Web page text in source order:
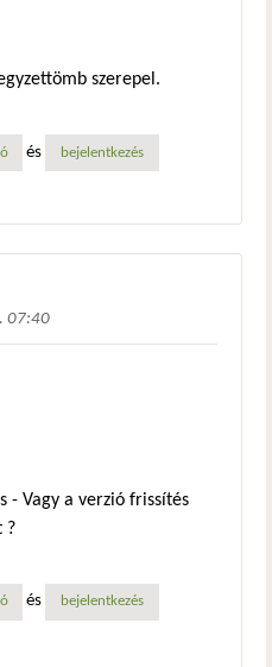
szerepel.
és bejelentkezés
07:40
- Vagy a verzió frissítés
?
és bejelentkezés